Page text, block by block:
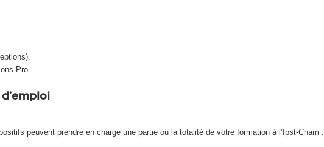
Pro.​
peuvent prendre en charge une partie ou la totalité de votre formation à l’Ipst-Cnam :